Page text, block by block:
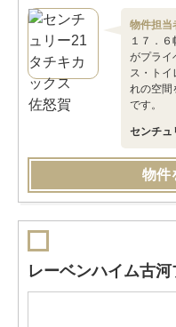
物件担当
１７．
がプラ
ス・トイ
れの空間
です。
センチ
物件
レーベンハイム古